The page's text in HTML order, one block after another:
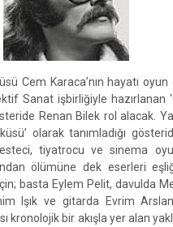
Cem Karaca’nın hayatı
Sanat işbirliğiyle hazırlanan
Renan Bilek rol alacak.
olarak tanımladığı
tiyatrocu ve sinema
ölümüne dek eserleri
basta Eylem Pelit, davulda
Işık ve gitarda Evrim
kronolojik bir akışla yer alan